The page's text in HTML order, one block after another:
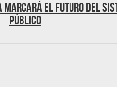
marcará el futuro del
público